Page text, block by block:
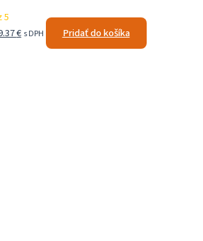
5
€Aktuálna
s DPH Pridať do košíka